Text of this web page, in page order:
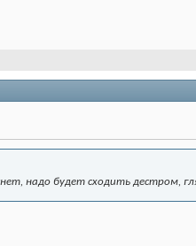
надо будет сходить дестром,